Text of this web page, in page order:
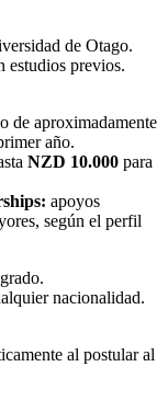
de Otago.
estudios previos.
de aproximadamente
año.
NZD 10.000 para
apoyos
según el perfil
nacionalidad.
al postular al